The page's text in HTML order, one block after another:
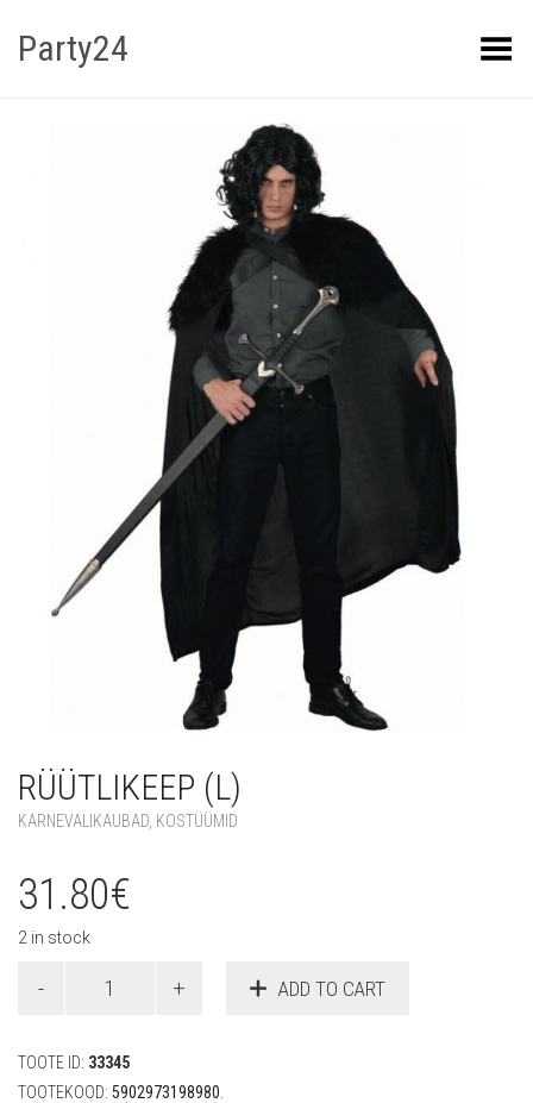
Party24 Kuva menüü
RÜÜTLIKEEP (L)
KARNEVALIKAUBAD KOSTÜÜMID
31.80€
2 in stock
ADD TO CART
TOOTE ID: 33345
TOOTEKOOD: 5902973198980